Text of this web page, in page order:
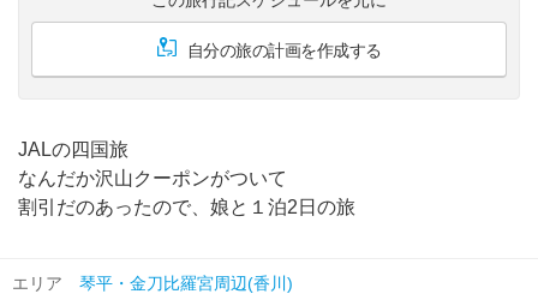
自分の旅の計画を作成する
JALの四国旅
なんだか沢山クーポンがついて
割引だのあったので、娘と１泊2日の旅
エリア 琴平・金刀比羅宮周辺(香川)